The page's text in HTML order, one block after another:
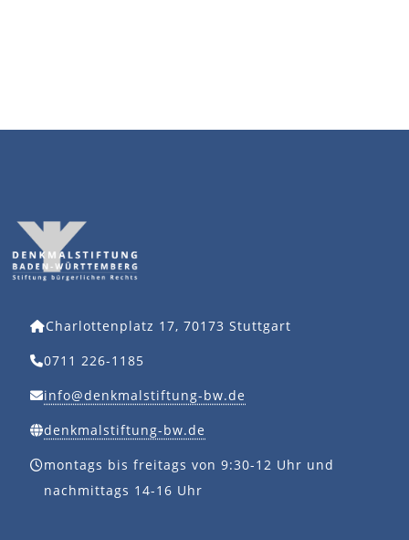
Charlottenplatz 17, 70173 Stuttgart
0711 226-1185
info@denkmalstiftung-bw.de
denkmalstiftung-bw.de
montags bis freitags von 9:30-12 Uhr und
nachmittags 14-16 Uhr